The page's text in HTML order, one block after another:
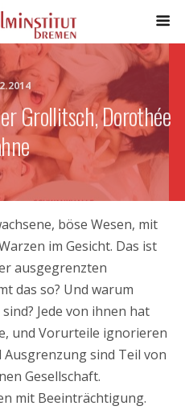
Grollitsch, Dorothée
böse Wesen, mit
im Gesicht. Das ist
ausgegrenzten
das so? Und warum
Jede von ihnen hat
und Vorurteile ignorieren
sind Teil von
Gesellschaft.
mit Beeinträchtigung.